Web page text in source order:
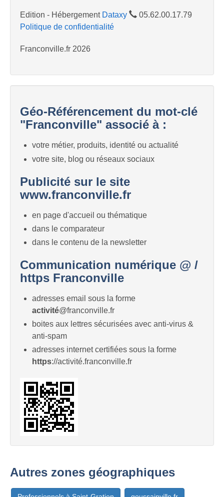
Edition - Hébergement Dataxy
05.62.00.17.79
Politique de confidentialité
Franconville.fr 2026
Géo-Référencement du mot-clé
"Franconville" associé à :
votre métier, produits, identité ou actualité
votre site, blog ou réseaux sociaux
Publicité sur le site
www.franconville.fr
en page d'accueil ou thématique
dans le comparateur
dans le contenu de la newsletter
Communication numérique @ /
https Franconville
adresses email sous la forme
activité@franconville.fr
boites aux lettres sécurisées avec anti-virus &
anti-spam
adresses internet certifiées sous la forme
https://activité.franconville.fr
Autres zones géographiques